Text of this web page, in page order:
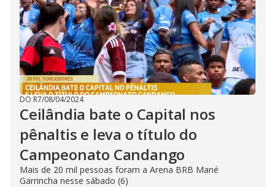
DO R7/08/04/2024
Ceilândia bate o Capital nos
pênaltis e leva o título do
Campeonato Candango
Mais de 20 mil pessoas foram a Arena BRB Mané
Garrincha nesse sábado (6)